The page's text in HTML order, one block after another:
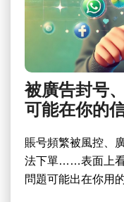
被廣告封号
可能在你的
賬号頻繁被風控、
法下單……表面上看
問題可能出在你用